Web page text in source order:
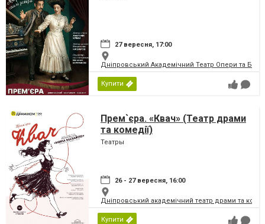
27 вересня, 17:00
Дніпровський Академічний Театр Опери та
Купити
Прем`єра. «Квач» (Театр драми
та комедії)
Театры
26 - 27 вересня, 16:00
Дніпровський академічний театр драми та
Купити